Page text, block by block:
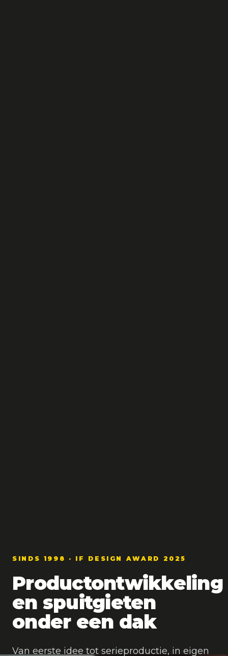
SINDS 1998 · IF DESIGN AWARD 2025
Productontwikkeling
en spuitgieten
onder een dak
Van eerste idee tot serieproductie, in eigen